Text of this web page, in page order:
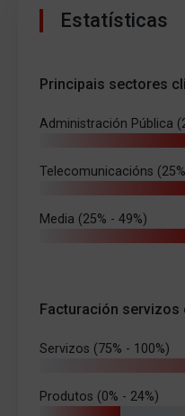
Estatísticas
Principais sectores
Administración Pública
Telecomunicacións
Media (25% - 49%)
Facturación servizos
Servizos (75% - 100%)
Produtos (0% - 24%)